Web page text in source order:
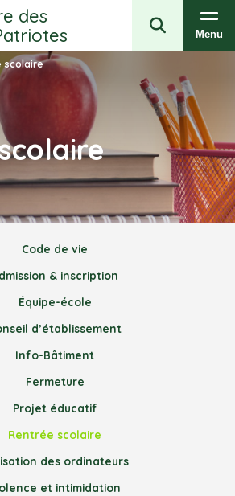
des
Menu
scolaire
Code de vie
& inscription
Équipe-école
d’établissement
Info-Bâtiment
Fermeture
Projet éducatif
Rentrée scolaire
des ordinateurs
et intimidation